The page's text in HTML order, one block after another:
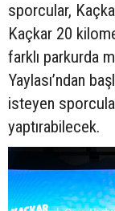
sporcular,
Kaçkar 20
farklı parkurda
Yaylası’ndan
isteyen
yaptırabilecek.